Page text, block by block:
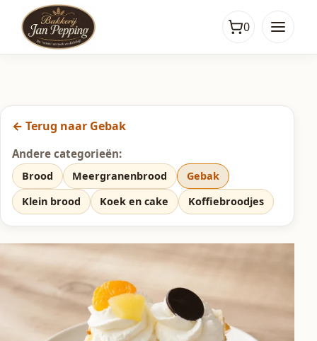
0
← Terug naar Gebak
Andere categorieën:
Brood Meergranenbrood
Gebak
Klein brood
Koek en cake Koffiebroodjes